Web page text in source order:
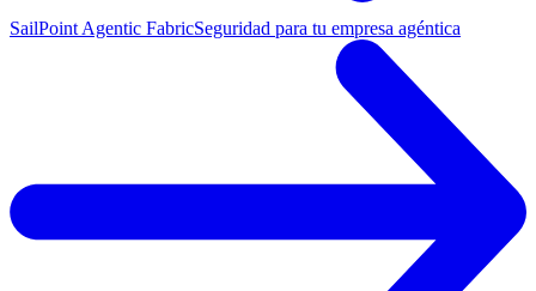
SailPoint Agentic FabricSeguridad para tu empresa agéntica